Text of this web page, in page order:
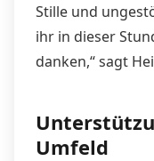
Stille und
ihr in dieser
danken,“ sagt
Umfeld